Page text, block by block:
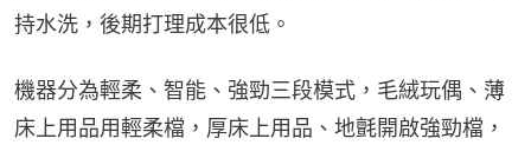
持水洗，後期打理成本很低。
機器分為輕柔、智能、強勁三段模式，毛絨玩偶、薄
床上用品用輕柔檔，厚床上用品、地氈開啟強勁檔，